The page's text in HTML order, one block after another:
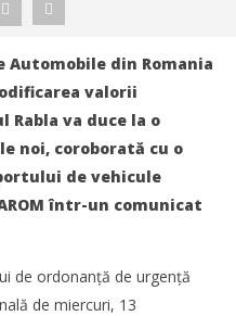
din Romania
valorii
va duce la o
noi, coroborată cu o
de vehicule
într-un comunicat
de ordonanță de urgență
de miercuri, 13